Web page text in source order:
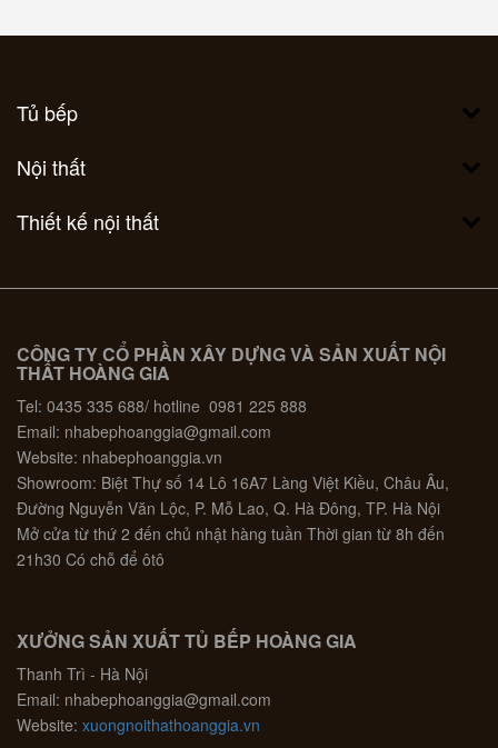
Tủ bếp
Nội thất
Thiết kế nội thất
CÔNG TY CỔ PHẦN XÂY DỰNG VÀ SẢN XUẤT NỘI
THẤT HOÀNG GIA
Tel: 0435 335 688/ hotline 0981 225 888
Email: nhabephoanggia@gmail.com
Website: nhabephoanggia.vn
Showroom: Biệt Thự số 14 Lô 16A7 Làng Việt Kiều, Châu Âu,
Đường Nguyễn Văn Lộc, P. Mỗ Lao, Q. Hà Đông, TP. Hà Nội
Mở cửa từ thứ 2 đến chủ nhật hàng tuần Thời gian từ 8h đến
21h30 Có chỗ để ôtô
XƯỞNG SẢN XUẤT TỦ BẾP HOÀNG GIA
Thanh Trì - Hà Nội
Email: nhabephoanggia@gmail.com
Website: xuongnoithathoanggia.vn